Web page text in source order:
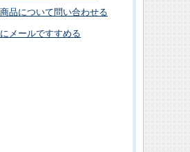
品について問い合わせる
メールですすめる